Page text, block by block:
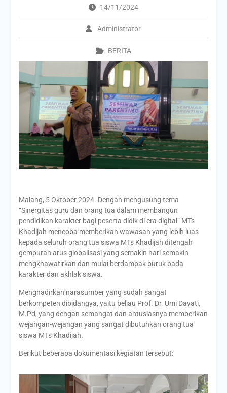
14/11/2024
Administrator
BERITA
Malang, 5 Oktober 2024. Dengan mengusung tema
“Sinergitas guru dan orang tua dalam membangun
pendidikan karakter bagi peserta didik di era digital” MTs
Khadijah mencoba memberikan wawasan yang lebih luas
kepada seluruh orang tua siswa MTs Khadijah ditengah
gempuran arus globalisasi yang semakin hari semakin
mengkhawatirkan dan mulai berdampak buruk pada
karakter dan akhlak siswa.
Menghadirkan narasumber yang sudah sangat
berkompeten dibidangya, yaitu beliau Prof. Dr. Umi Dayati,
M.Pd, yang dengan semangat dan antusiasnya memberikan
wejangan-wejangan yang sangat dibutuhkan orang tua
siswa MTs Khadijah.
Berikut beberapa dokumentasi kegiatan tersebut: